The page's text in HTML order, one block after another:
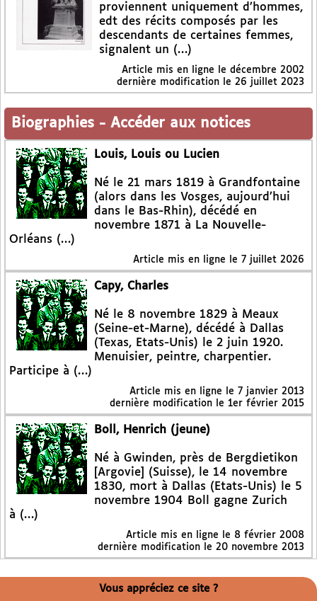
proviennent uniquement d’hommes,
edt des récits composés par les
descendants de certaines femmes,
signalent un (…)
Article mis en ligne le décembre 2002
dernière modification le 26 juillet 2023
Biographies - Accéder aux notices
Louis, Louis ou Lucien
Né le 21 mars 1819 à Grandfontaine
(alors dans les Vosges, aujourd’hui
dans le Bas-Rhin), décédé en
novembre 1871 à La Nouvelle-
Orléans (…)
Article mis en ligne le 7 juillet 2026
Capy, Charles
Né le 8 novembre 1829 à Meaux
(Seine-et-Marne), décédé à Dallas
(Texas, Etats-Unis) le 2 juin 1920.
Menuisier, peintre, charpentier.
Participe à (…)
Article mis en ligne le 7 janvier 2013
dernière modification le 1er février 2015
Boll, Henrich (jeune)
Né à Gwinden, près de Bergdietikon
[Argovie] (Suisse), le 14 novembre
1830, mort à Dallas (Etats-Unis) le 5
novembre 1904 Boll gagne Zurich
à (…)
Article mis en ligne le 8 février 2008
dernière modification le 20 novembre 2013
Vous appréciez ce site ?